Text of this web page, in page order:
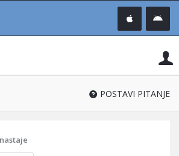
®
POSTAVI PITANJE